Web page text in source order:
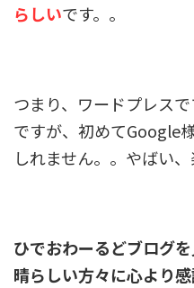
らしいです。。
つまり、ワードプレス
ですが、初めてGoogle
しれません。。やばい、
ひでおわーるどブログ
晴らしい方々に心より感